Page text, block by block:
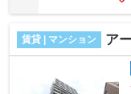
賃貸 | マンション ア